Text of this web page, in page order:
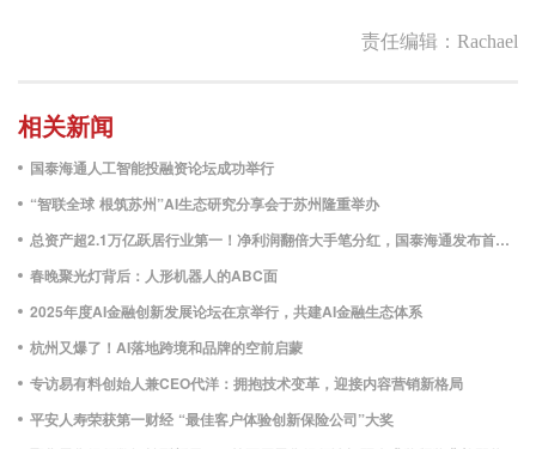
责任编辑：Rachael
相关新闻
国泰海通人工智能投融资论坛成功举行
“智联全球 根筑苏州”AI生态研究分享会于苏州隆重举办
总资产超2.1万亿跃居行业第一！净利润翻倍大手笔分红，国泰海通发布首份合并后靓丽年报
春晚聚光灯背后：人形机器人的ABC面
2025年度AI金融创新发展论坛在京举行，共建AI金融生态体系
杭州又爆了！AI落地跨境和品牌的空前启蒙
专访易有料创始人兼CEO代洋：拥抱技术变革，迎接内容营销新格局
平安人寿荣获第一财经 “最佳客户体验创新保险公司”大奖